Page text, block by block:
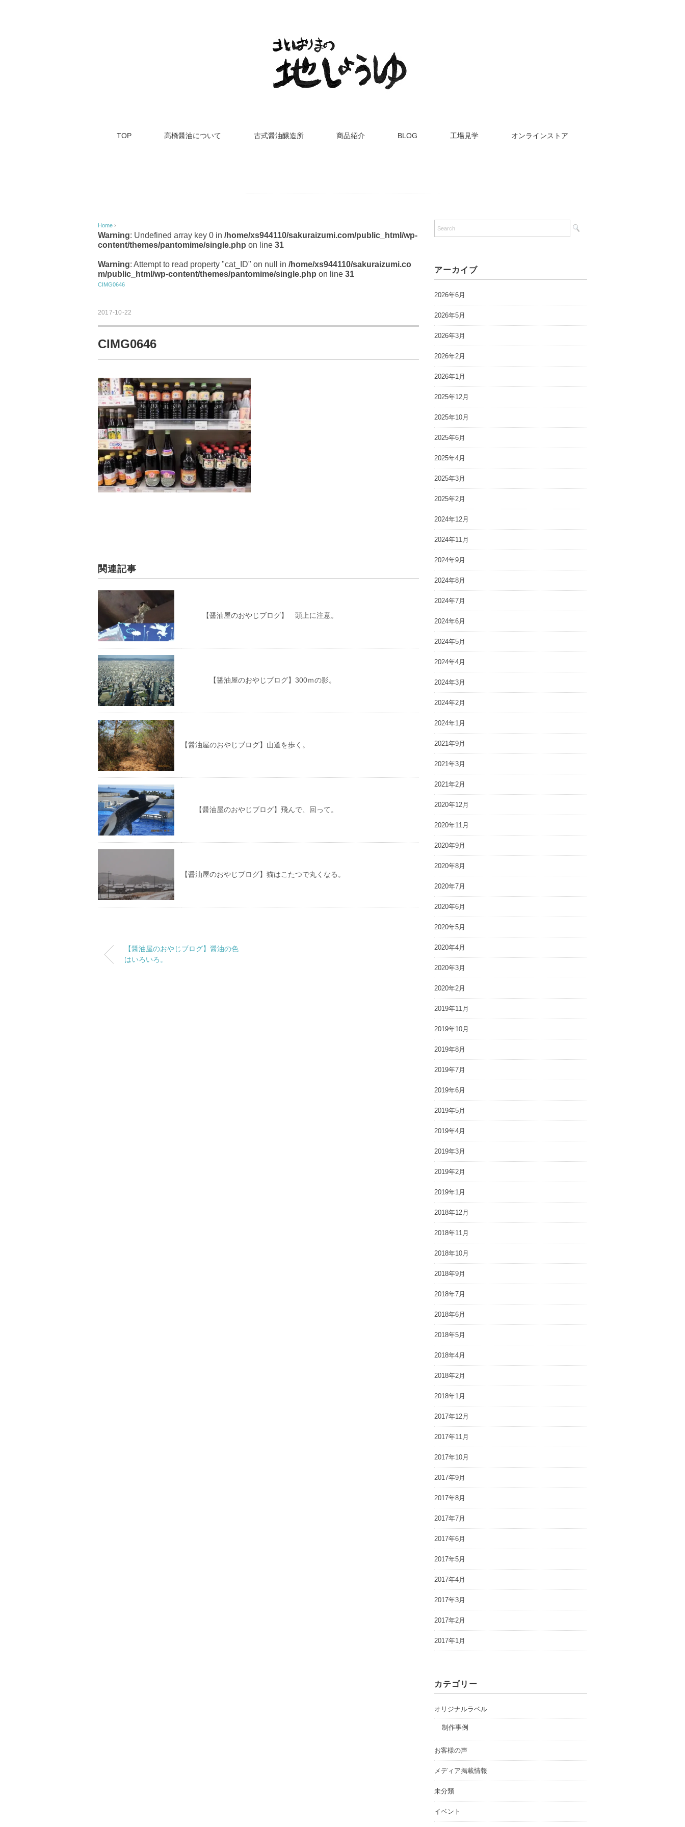
TOP 高橋醤油について 古式醤油醸造所 商品紹介 BLOG 工場見学 オンラインストア
Home ›
Warning: Undefined array key 0 in /home/xs944110/sakuraizumi.com/public_html/wp-
content/themes/pantomime/single.php on line 31
Warning: Attempt to read property "cat_ID" on null in /home/xs944110/sakuraizumi.co
m/public_html/wp-content/themes/pantomime/single.php on line 31
CIMG0646
2017-10-22
CIMG0646
関連記事
【醤油屋のおやじブログ】 頭上に注意。
【醤油屋のおやじブログ】300ｍの影。
【醤油屋のおやじブログ】山道を歩く。
【醤油屋のおやじブログ】飛んで、回って。
【醤油屋のおやじブログ】猫はこたつで丸くなる。
【醤油屋のおやじブログ】醤油の色
はいろいろ。
アーカイブ
2026年6月
2026年5月
2026年3月
2026年2月
2026年1月
2025年12月
2025年10月
2025年6月
2025年4月
2025年3月
2025年2月
2024年12月
2024年11月
2024年9月
2024年8月
2024年7月
2024年6月
2024年5月
2024年4月
2024年3月
2024年2月
2024年1月
2021年9月
2021年3月
2021年2月
2020年12月
2020年11月
2020年9月
2020年8月
2020年7月
2020年6月
2020年5月
2020年4月
2020年3月
2020年2月
2019年11月
2019年10月
2019年8月
2019年7月
2019年6月
2019年5月
2019年4月
2019年3月
2019年2月
2019年1月
2018年12月
2018年11月
2018年10月
2018年9月
2018年7月
2018年6月
2018年5月
2018年4月
2018年2月
2018年1月
2017年12月
2017年11月
2017年10月
2017年9月
2017年8月
2017年7月
2017年6月
2017年5月
2017年4月
2017年3月
2017年2月
2017年1月
カテゴリー
オリジナルラベル
制作事例
お客様の声
メディア掲載情報
未分類
イベント